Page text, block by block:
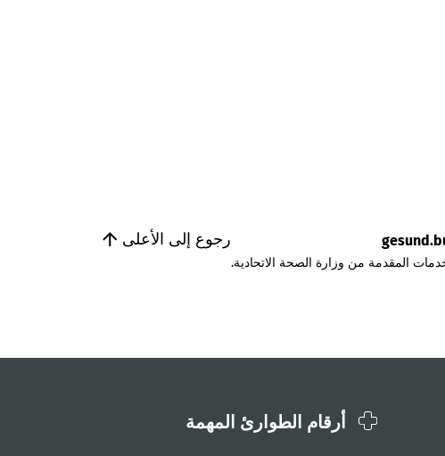
رجوع إلى الأعلى
المقدمة من وزارة الصحة الاتحادية.
أرقام الطوارئ المهمة